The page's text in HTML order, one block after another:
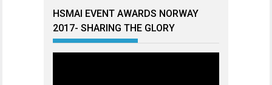
HSMAI EVENT AWARDS NORWAY
2017- SHARING THE GLORY